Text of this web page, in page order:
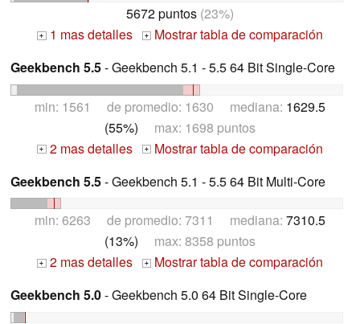
5672 puntos (23%)
+ 1 mas detalles +
Mostrar tabla de comparación
Geekbench 5.5- Geekbench 5.1 - 5.5 64 Bit Single-Core
min: 1561 de promedio: 1630 mediana: 1629.5
(55%) max: 1698 puntos
+ 2 mas detalles +
Mostrar tabla de comparación
Geekbench 5.5- Geekbench 5.1 - 5.5 64 Bit Multi-Core
min: 6263 de promedio: 7311 mediana: 7310.5
(13%) max: 8358 puntos
+ 2 mas detalles +
Mostrar tabla de comparación
Geekbench 5.0- Geekbench 5.0 64 Bit Single-Core